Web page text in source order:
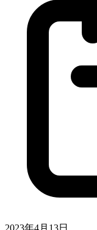
2023年4月13日